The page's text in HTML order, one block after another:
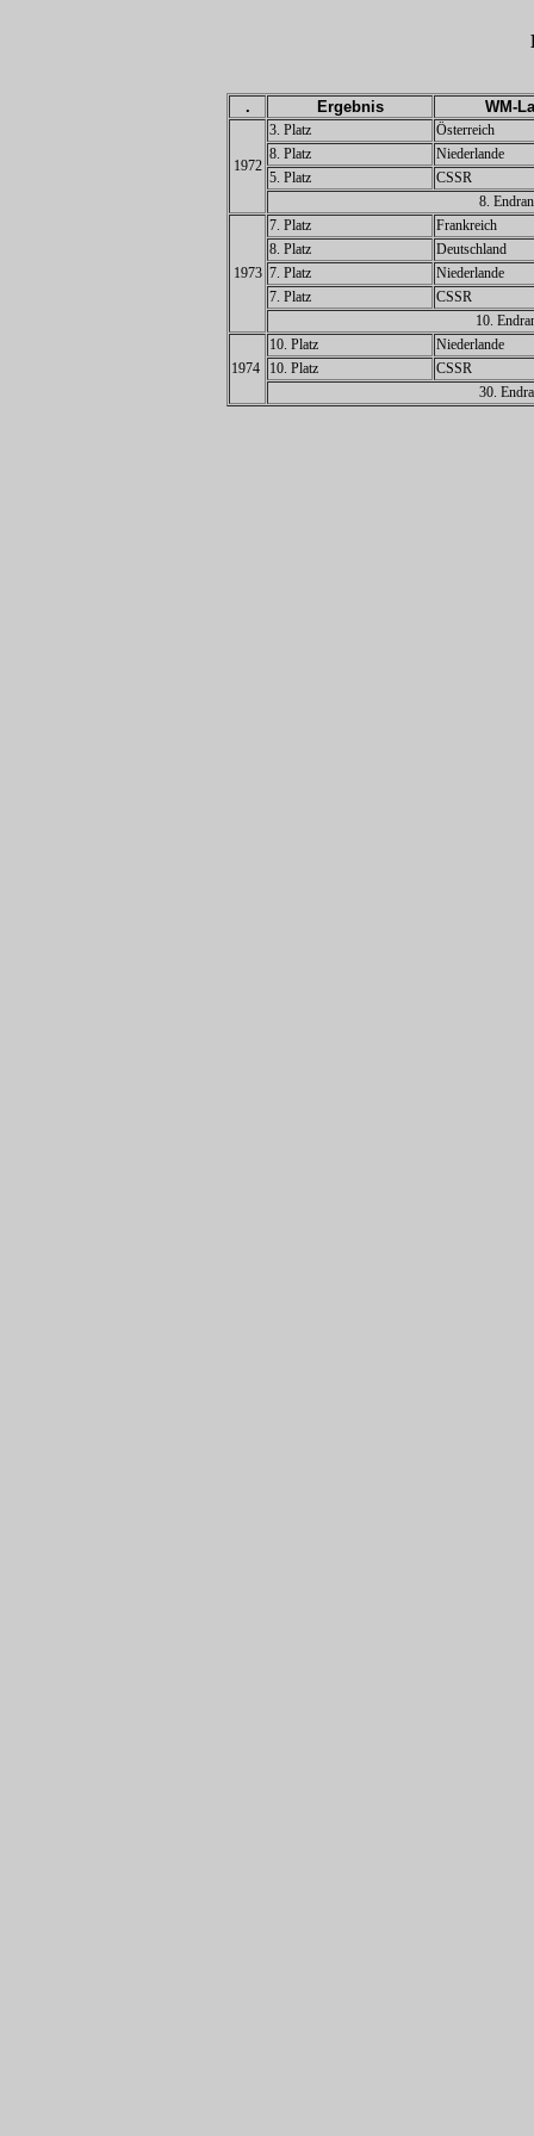
. Ergebnis WM-
1972
3. Platz
Österreich
8. Platz
Niederlande
5. Platz
CSSR
8.
1973
7. Platz
Frankreich
8. Platz
Deutschland
7. Platz
Niederlande
7. Platz
CSSR
10.
1974
10. Platz
Niederlande
10. Platz
CSSR
30.